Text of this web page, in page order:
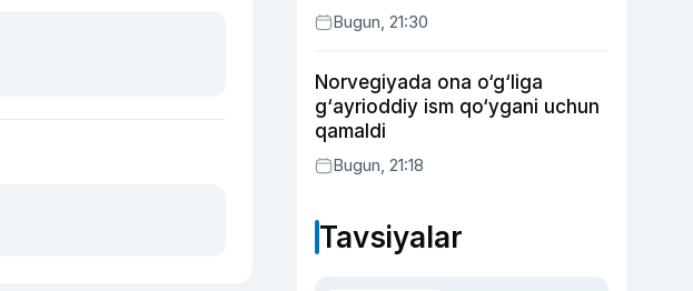
tayinlanishi mumkin
Bugun, 21:30
Norvegiyada ona o‘g‘liga
g‘ayrioddiy ism qo‘ygani uchun
qamaldi
Bugun, 21:18
Tavsiyalar